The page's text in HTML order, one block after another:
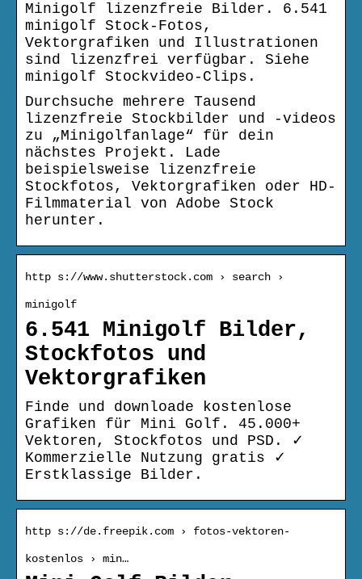
Minigolf lizenzfreie Bilder. 6.541
minigolf Stock-Fotos,
Vektorgrafiken und Illustrationen
sind lizenzfrei verfügbar. Siehe
minigolf Stockvideo-Clips.
Durchsuche mehrere Tausend
lizenzfreie Stockbilder und -videos
zu „Minigolfanlage“ für dein
nächstes Projekt. Lade
beispielsweise lizenzfreie
Stockfotos, Vektorgrafiken oder HD-
Filmmaterial von Adobe Stock
herunter.
http s://www.shutterstock.com › search ›
minigolf
6.541 Minigolf Bilder,
Stockfotos und
Vektorgrafiken
Finde und downloade kostenlose
Grafiken für Mini Golf. 45.000+
Vektoren, Stockfotos und PSD. ✓
Kommerzielle Nutzung gratis ✓
Erstklassige Bilder.
http s://de.freepik.com › fotos-vektoren-
kostenlos › min…